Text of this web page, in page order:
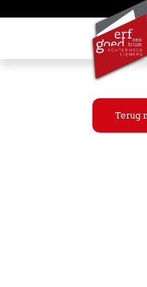
Terug